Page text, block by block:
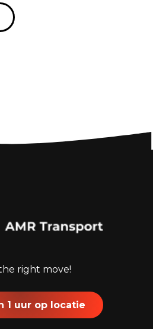
right move!
1 uur op locatie